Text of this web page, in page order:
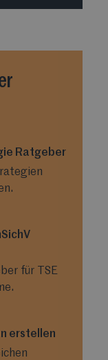
Ratgeber
für TSE
erstellen